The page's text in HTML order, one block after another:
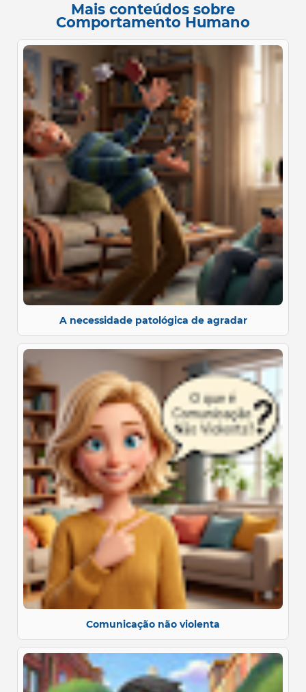
Mais conteúdos sobre
Comportamento Humano
A necessidade patológica de agradar
Comunicação não violenta